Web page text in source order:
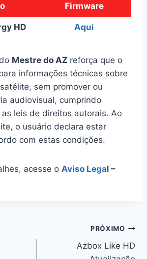
Firmware
HD Aqui
Mestre do AZ reforça que o
informações técnicas sobre
sem promover ou
audiovisual, cumprindo
leis de direitos autorais. Ao
o usuário declara estar
com estas condições.
acesse o Aviso Legal –
PRÓXIMO
Azbox Like HD